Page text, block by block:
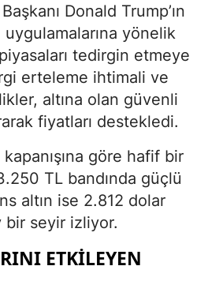
Donald Trump’ın
yönelik
tedirgin etmeye
erteleme ihtimali ve
altına olan güvenli
fiyatları destekledi.
göre hafif bir
TL bandında güçlü
altın ise 2.812 dolar
bir seyir izliyor.
ETKILEYEN